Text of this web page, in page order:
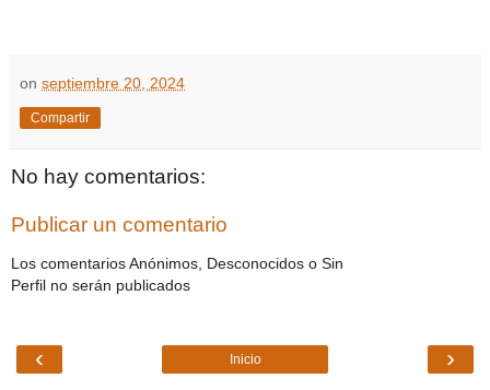
on septiembre 20, 2024
Compartir
No hay comentarios:
Publicar un comentario
Los comentarios Anónimos, Desconocidos o Sin
Perfil no serán publicados
‹ ›
Inicio